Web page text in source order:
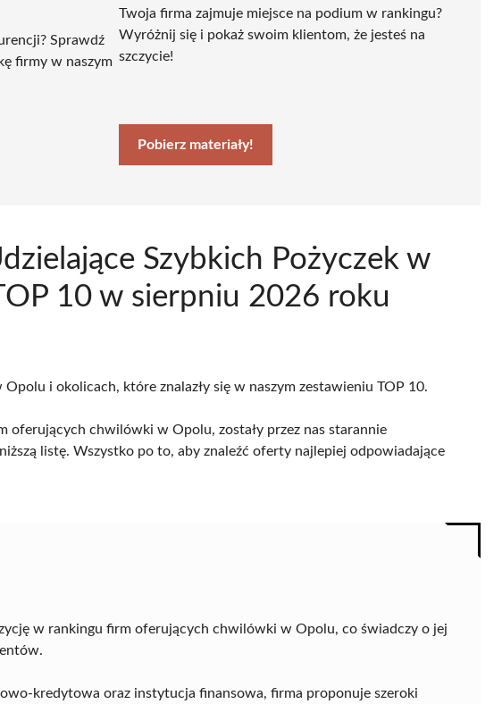
Sprawdź
firmy w naszym
Twoja firma zajmuje miejsce na podium w rankingu?
Wyróżnij się i pokaż swoim klientom, że jesteś na
szczycie!
Pobierz materiały!
Szybkich Pożyczek w
10 w sierpniu 2026 roku
i okolicach, które znalazły się w naszym zestawieniu TOP 10.
oferujących chwilówki w Opolu, zostały przez nas starannie
listę. Wszystko po to, aby znaleźć oferty najlepiej odpowiadające
w rankingu firm oferujących chwilówki w Opolu, co świadczy o jej
kredytowa oraz instytucja finansowa, firma proponuje szeroki